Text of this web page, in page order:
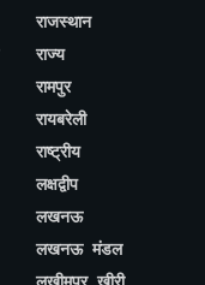
राजस्थान
राज्य
रामपुर
रायबरेली
राष्ट्रीय
लक्षद्वीप
लखनऊ
लखनऊ मंडल
लखीमपुर खीरी